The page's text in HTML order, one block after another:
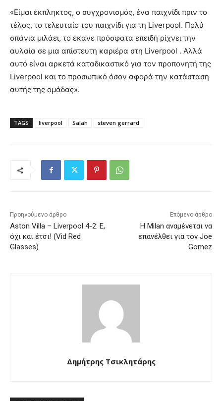
«Είμαι έκπληκτος, ο συγχρονισμός, ένα παιχνίδι πριν το
τέλος, το τελευταίο του παιχνίδι για τη Liverpool. Πολύ
σπάνια μιλάει, το έκανε πρόσφατα επειδή ρίχνει την
αυλαία σε μια απίστευτη καριέρα στη Liverpool . Αλλά
αυτό είναι αρκετά καταδικαστικό για τον προπονητή της
Liverpool και το προσωπικό όσον αφορά την κατάσταση
αυτής της ομάδας».
TAGS liverpool Salah steven gerrard
Προηγούμενο άρθρο
Aston Villa – Liverpool 4-2: Ε,
όχι και έτσι! (Vid Red
Glasses)
Επόμενο άρθρο
Η Milan αναμένεται να
επανέλθει για τον Joe
Gomez
Δημήτρης Τσικλητάρης